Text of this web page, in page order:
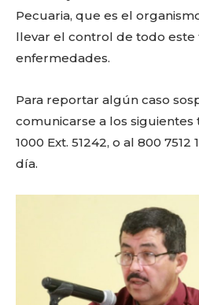
Sing up
to stay in
Pecuaria, que es el
llevar el control de todo este
enfermedades.
Para reportar algún caso
comunicarse a los siguientes
1000 Ext. 51242, o al 800
día.